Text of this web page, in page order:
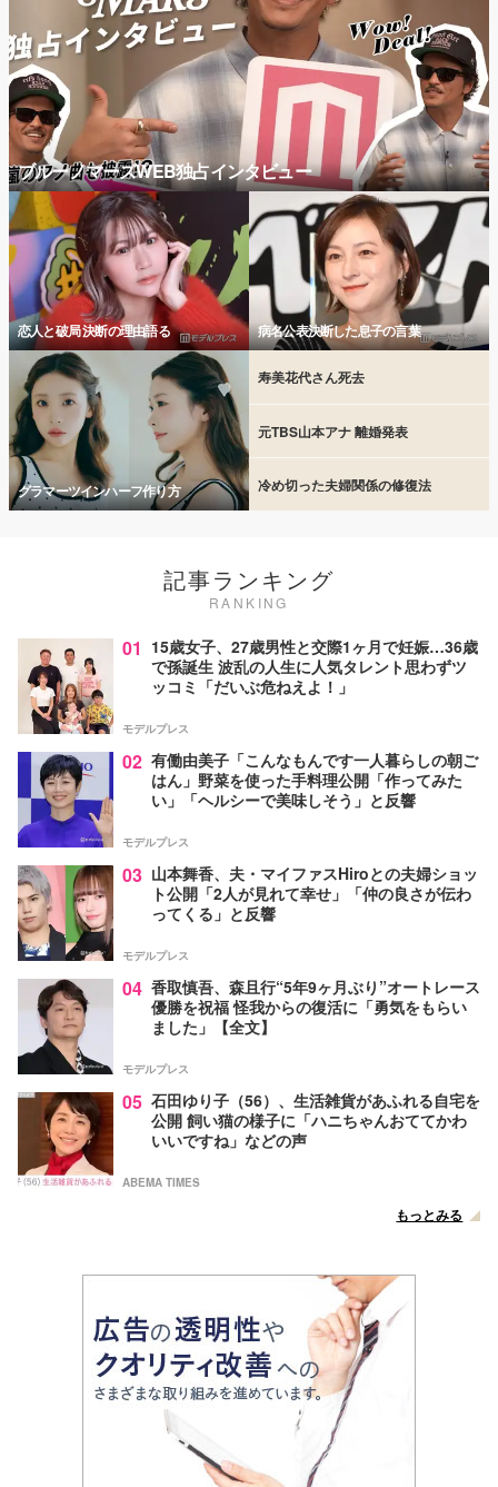
ブルーノマーズWEB独占インタビュー
恋人と破局 決断の理由語る 病名公表決断した息子の言葉
グラマーツインハーフ作り方
寿美花代さん死去
元TBS山本アナ 離婚発表
冷め切った夫婦関係の修復法
記事ランキング
RANKING
01 15歳女子、27歳男性と交際1ヶ月で妊娠…36歳
で孫誕生 波乱の人生に人気タレント思わずツ
ッコミ「だいぶ危ねえよ！」
モデルプレス
02 有働由美子「こんなもんです一人暮らしの朝ご
はん」野菜を使った手料理公開「作ってみた
い」「ヘルシーで美味しそう」と反響
モデルプレス
03 山本舞香、夫・マイファスHiroとの夫婦ショッ
ト公開「2人が見れて幸せ」「仲の良さが伝わ
ってくる」と反響
モデルプレス
04 香取慎吾、森且行“5年9ヶ月ぶり”オートレース
優勝を祝福 怪我からの復活に「勇気をもらい
ました」【全文】
モデルプレス
05 石田ゆり子（56）、生活雑貨があふれる自宅を
公開 飼い猫の様子に「ハニちゃんおててかわ
いいですね」などの声
ABEMA TIMES
もっとみる